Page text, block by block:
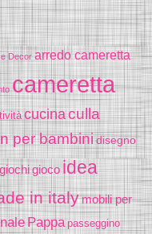
Decor arredo cameretta
cameretta
cucinaculla
per bambinidisegno
giochigioco idea
in italymobili per
Pappa passeggino